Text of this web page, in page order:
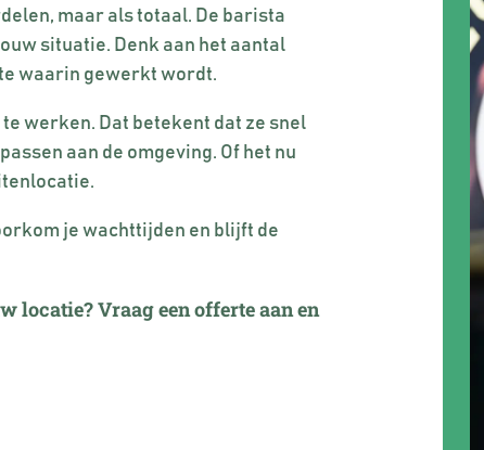
maar als totaal. De barista
situatie. Denk aan het aantal
waarin gewerkt wordt.
werken. Dat betekent dat ze snel
aan de omgeving. Of het nu
je wachttijden en blijft de
locatie? Vraag een offerte aan en